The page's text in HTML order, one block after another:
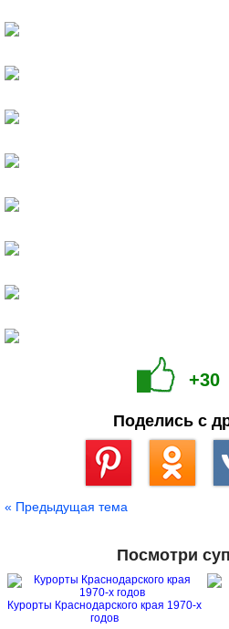
+30
Поделись с
« Предыдущая тема
Посмотри
Курорты Краснодарского края 1970-х
годов